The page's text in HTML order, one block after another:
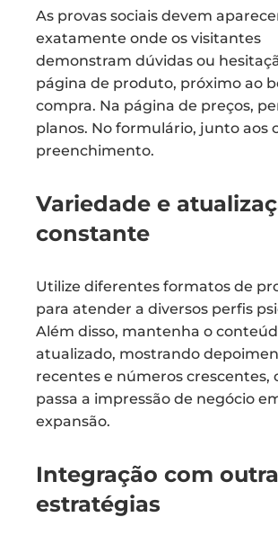
As provas sociais devem
exatamente onde os visitantes
demonstram dúvidas ou
página de produto, próximo ao
compra. Na página de preços,
planos. No formulário, junto aos
preenchimento.
Variedade e
constante
Utilize diferentes formatos de
para atender a diversos perfis
Além disso, mantenha o
atualizado, mostrando
recentes e números crescentes,
passa a impressão de negócio
expansão.
Integração com
estratégias